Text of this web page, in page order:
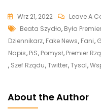
Wrz 21, 2022 Leave A
Tags
Beata Szydło, Była Premier
Dziennikarz, Fake News, Fani,
Napis, PiS, Pomysł, Premier
, Szef Rządu,Twitter,Tysol,
About the Author